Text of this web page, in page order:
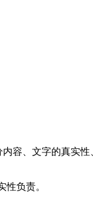
容、文字的真实
负责。